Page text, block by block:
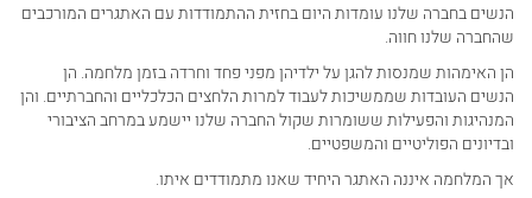
הנשים בחברה שלנו עומדות היום בחזית ההתמודדות עם האתגרים המורכבים
שהחברה שלנו חווה.
הן האימהות שמנסות להגן על ילדיהן מפני פחד וחרדה בזמן מלחמה. הן
הנשים העובדות שממשיכות לעבוד למרות הלחצים הכלכליים והחברתיים. והן
המנהיגות והפעילות ששומרות שקול החברה שלנו יישמע במרחב הציבורי
ובדיונים הפוליטיים והמשפטיים.
אך המלחמה איננה האתגר היחיד שאנו מתמודדים איתו.